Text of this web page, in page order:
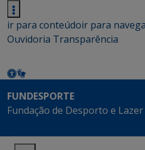
ir para conteúdoir para
Ouvidoria Transparência
FUNDESPORTE
Fundação de Desporto e